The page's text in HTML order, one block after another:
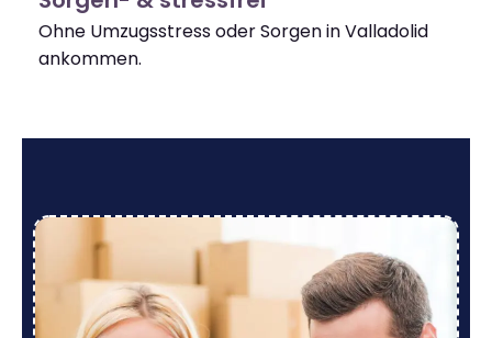
Ohne Umzugsstress oder Sorgen in Valladolid
ankommen.